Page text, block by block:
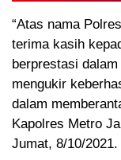
“Atas nama
terima kasih
berprestasi
mengukir
dalam
Kapolres Metro
Jumat, 8/10/2021.